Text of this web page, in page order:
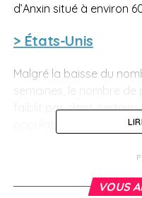
d’Anxin situé à environ
> États-Unis
Malgré la baisse du
semaines, le nombre
faiblit pas dans
population comme la
Le Victoria est enVOUS